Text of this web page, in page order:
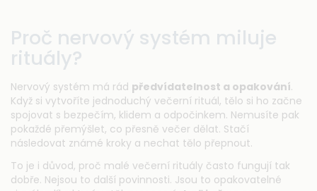
Proč nervový systém miluje
rituály?
Nervový systém má rád předvídatelnost a opakování.
Když si vytvoříte jednoduchý večerní rituál, tělo si ho začne
spojovat s bezpečím, klidem a odpočinkem. Nemusíte pak
pokaždé přemýšlet, co přesně večer dělat. Stačí
následovat známé kroky a nechat tělo přepnout.
To je i důvod, proč malé večerní rituály často fungují tak
dobře. Nejsou to další povinnosti. Jsou to opakovatelné